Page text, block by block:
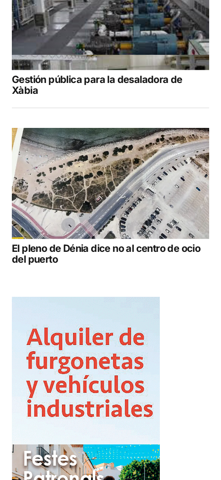
Gestión pública para la desaladora de
Xàbia
El pleno de Dénia dice no al centro de ocio
del puerto